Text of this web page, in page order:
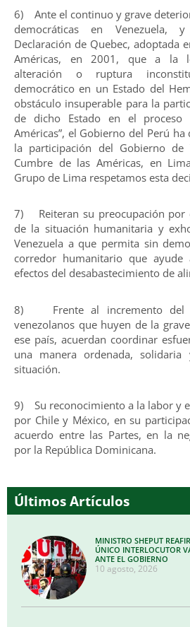
6) Ante el continuo y grave
democráticas en Venezuela,
Declaración de Quebec, adoptada
Américas, en 2001, que a la
alteración o ruptura
democrático en un Estado del
obstáculo insuperable para la
de dicho Estado en el proceso
Américas”, el Gobierno del Perú
la participación del Gobierno de
Cumbre de las Américas, en
Grupo de Lima respetamos esta
7) Reiteran su preocupación por
de la situación humanitaria y
Venezuela a que permita sin
corredor humanitario que
efectos del desabastecimiento de
8) Frente al incremento del
venezolanos que huyen de la
ese país, acuerdan coordinar
una manera ordenada,
situación.
9) Su reconocimiento a la labor y
por Chile y México, en su
acuerdo entre las Partes, en la
por la República Dominicana.
Últimos Artículos
MINISTRO SHEPUT
ÚNICO INTERLOCUTOR
ANTE EL GOBIERNO
10 agosto, 2026